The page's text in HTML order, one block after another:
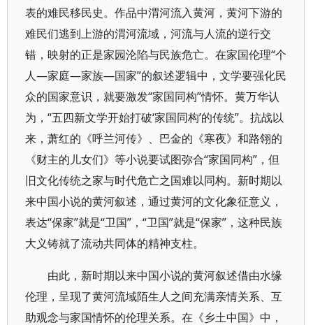
表的难民移民史。作品中渭河流入黄河，黄河下游的
难民们逃到上游的渭河流域，河流与人流的逆行交
错，映射的正是家园沦陷与民族危亡。在家国伦理“个
人—家庭—家族—国家”的叙述逻辑中，文学要强化民
众的国家意识，就要激发“家国同构”情怀。黄万华认
为，“五四新文学开始打破‘家国同构’的传统”。抗战以
来，萧红的《呼兰河传》、巴金的《寒夜》和路翎的
《财主的儿女们》等小说要试图弥合“家国同构”，但
旧文化传统之家与时代危亡之国难以同构。新时期以
来中国小说的黄河叙述，通过黄河的文化象征意义，
表达“保家”就是“卫国”，“卫国”就是“保家”，这种民族
大义铸就了流动共同体的精神支柱。
由此，新时期以来中国小说的黄河叙述借由水缘
伦理，呈现了黄河流域陌生人之间充满亲情关系、互
助观念与家国情怀的伦理关系。在《乡土中国》中，